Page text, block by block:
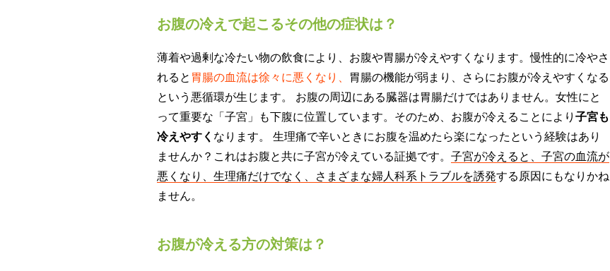
お腹の冷えで起こるその他の症状は？
薄着や過剰な冷たい物の飲食により、お腹や胃腸が冷えやすくなります。慢性的に冷やさ
れると 胃腸の血流は徐々に悪くなり、
胃腸の機能が弱まり、さらにお腹が冷えやすくなる
という悪循環が生じます。 お腹の周辺にある臓器は胃腸だけではありません。女性にと
って重要な「子宮」も下腹に位置しています。そのため、お腹が冷えることにより 子宮も
冷えやすく なります。 生理痛で辛いときにお腹を温めたら楽になったという経験はあり
ませんか？これはお腹と共に子宮が冷えている証拠です。 子宮が冷えると、子宮の血流が
悪くなり、生理痛だけでなく、さまざまな婦人科系トラブルを誘発する原因にもなりかね
ません。
お腹が冷える方の対策は？